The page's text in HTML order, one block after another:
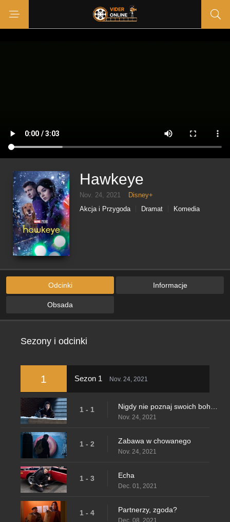
Hawkeye
Nov. 24, 2021
Disney+
Akcja i Przygoda
Dramat Komedia
Odcinki Informacje
Obsada
Sezony i odcinki
1 Sezon 1 Nov. 24, 2021
1 - 1
Nov. 24, 2021
1 - 2 Zabawa w chowanego
Nov. 24, 2021
1 - 3 Echa
Dec. 01, 2021
1 - 4 Partnerzy, zgoda?
Dec. 08, 2021